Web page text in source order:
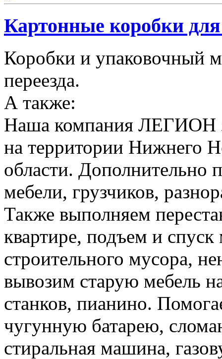
Картонные коробки для
Коробки и упаковочный
переезда.
А также:
Наша компания ЛЕГИОН
на территории Нижнего
области. Дополнительно
мебели, грузчиков,
Также выполняем
квартире, подъем и спуск
строительного мусора,
вывозим старую мебель
станков, пианино.
чугунную батарею,
стиральная машина,